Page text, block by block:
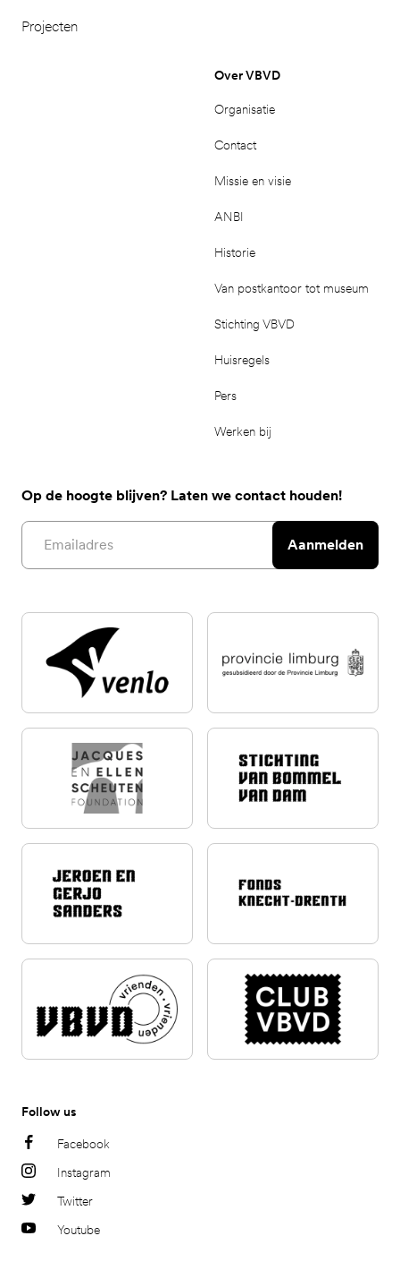
Projecten
Over VBVD
Organisatie
Contact
Missie en visie
ANBI
Historie
Van postkantoor tot museum
Stichting VBVD
Huisregels
Pers
Werken bij
Op de hoogte blijven? Laten we contact houden!
Email address
Aanmelden
Follow us
Facebook
Instagram
Twitter
Youtube